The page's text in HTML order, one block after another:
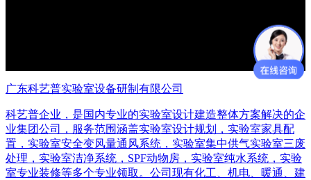
广东科艺普实验室设备研制有限公司
科艺普企业，是国内专业的实验室设计建造整体方案解决的企
业集团公司，服务范围涵盖实验室设计规划，实验室家具配
置，实验室安全变风量通风系统，实验室集中供气实验室三废
处理，实验室洁净系统，SPF动物房，实验室纯水系统，实验
室专业装修等多个专业领取。公司现有化工、机电、暖通、建